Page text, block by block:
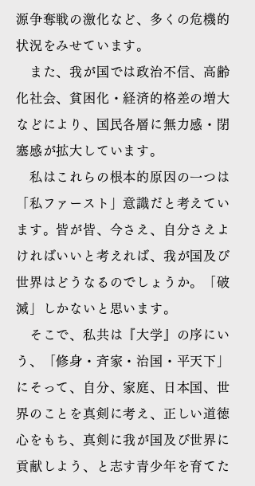
源争奪戦の激化など、多くの危機的
状況をみせています。
また、我が国では政治不信、高齢
化社会、貧困化・経済的格差の増大
などにより、国民各層に無力感・閉
塞感が拡大しています。
私はこれらの根本的原因の一つは
「私ファースト」意識だと考えてい
ます。皆が皆、今さえ、自分さえよ
ければいいと考えれば、我が国及び
世界はどうなるのでしょうか。「破
滅」しかないと思います。
そこで、私共は『大学』の序にい
う、「修身・斉家・治国・平天下」
にそって、自分、家庭、日本国、世
界のことを真剣に考え、正しい道徳
心をもち、真剣に我が国及び世界に
貢献しよう、と志す青少年を育てた